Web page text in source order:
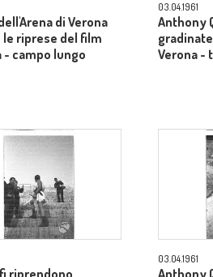
di Verona
le riprese del film
- campo lungo
03.04.1961
Anthony
Verona -
riprendono
03.04.1961
Anthony